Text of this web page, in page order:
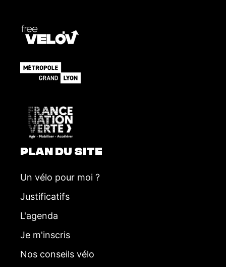
n
e
PLAN DU SITE
Un vélo pour moi ?
Justificatifs
L'agenda
Je m'inscris
Nos conseils vélo